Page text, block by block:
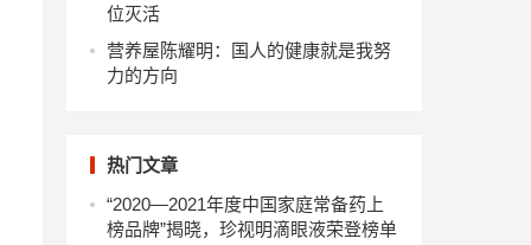
位灭活
营养屋陈耀明：国人的健康就是我努
力的方向
热门文章
“2020—2021年度中国家庭常备药上
榜品牌”揭晓，珍视明滴眼液荣登榜单